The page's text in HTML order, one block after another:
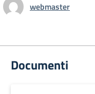
webmaster
Documenti